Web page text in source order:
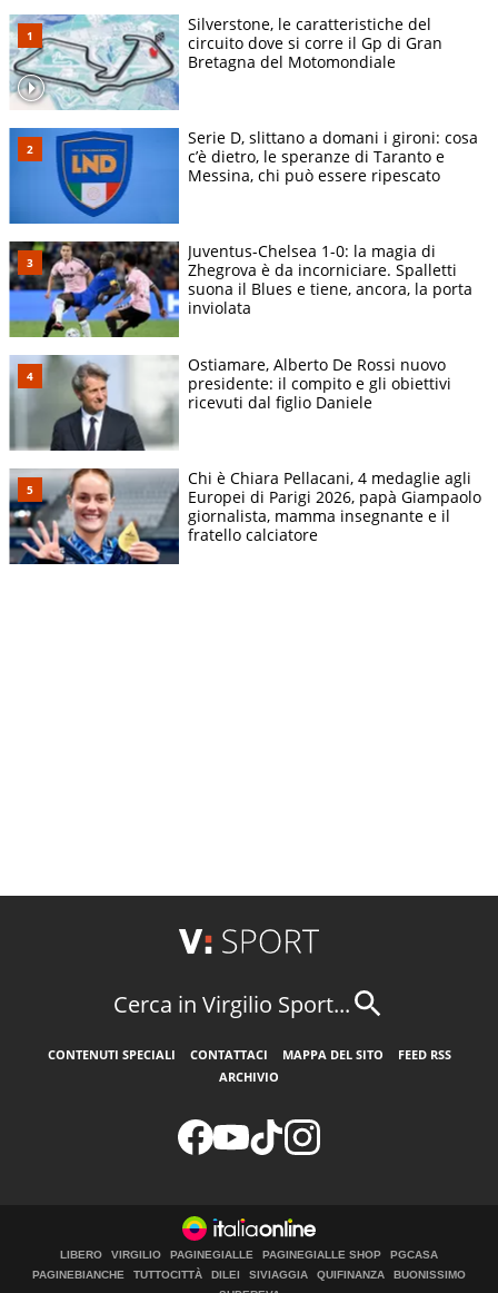
Silverstone, le caratteristiche del
circuito dove si corre il Gp di Gran
Bretagna del Motomondiale
Serie D, slittano a domani i gironi: cosa
c’è dietro, le speranze di Taranto e
Messina, chi può essere ripescato
Juventus-Chelsea 1-0: la magia di
Zhegrova è da incorniciare. Spalletti
suona il Blues e tiene, ancora, la porta
inviolata
Ostiamare, Alberto De Rossi nuovo
presidente: il compito e gli obiettivi
ricevuti dal figlio Daniele
Chi è Chiara Pellacani, 4 medaglie agli
Europei di Parigi 2026, papà Giampaolo
giornalista, mamma insegnante e il
fratello calciatore
Cerca in Virgilio Sport...
CONTENUTI SPECIALI CONTATTACI MAPPA DEL SITO
FEED RSS
ARCHIVIO
LIBERO VIRGILIO PAGINEGIALLE PAGINEGIALLE SHOP
PGCASA
PAGINEBIANCHE
TUTTOCITTÀ DILEI SIVIAGGIA QUIFINANZA
BUONISSIMO